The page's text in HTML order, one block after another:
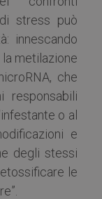
stress può
innescando
metilazione
che
responsabili
o al
e
degli stessi
le